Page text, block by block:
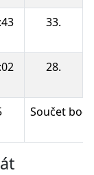
33.
28.
Součet